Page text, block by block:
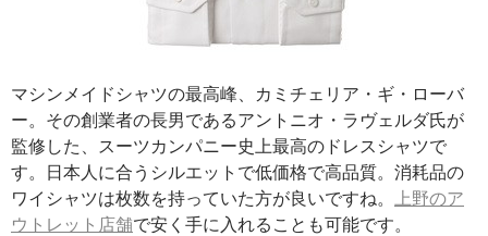
マシンメイドシャツの最高峰、カミチェリア・ギ・ローバ
ー。その創業者の長男であるアントニオ・ラヴェルダ氏が
監修した、スーツカンパニー史上最高のドレスシャツで
す。日本人に合うシルエットで低価格で高品質。消耗品の
ワイシャツは枚数を持っていた方が良いですね。
上野のア
ウトレット店舗で安く手に入れることも可能です。